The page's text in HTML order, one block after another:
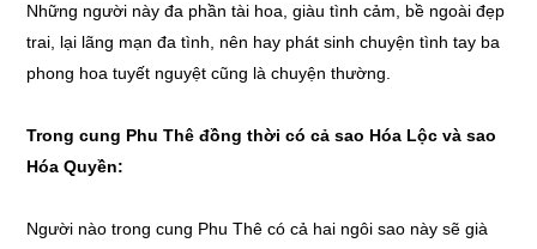
Những người này đa phần tài hoa, giàu tình cảm, bề ngoài đẹp
trai, lại lãng mạn đa tình, nên hay phát sinh chuyện tình tay ba
phong hoa tuyết nguyệt cũng là chuyện thường.
Trong cung Phu Thê đồng thời có cả sao Hóa Lộc và sao
Hóa Quyền:
Người nào trong cung Phu Thê có cả hai ngôi sao này sẽ già